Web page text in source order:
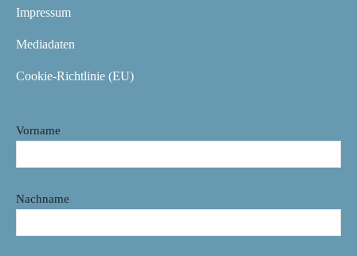
Impressum
Mediadaten
Cookie-Richtlinie (EU)
Vorname
Nachname